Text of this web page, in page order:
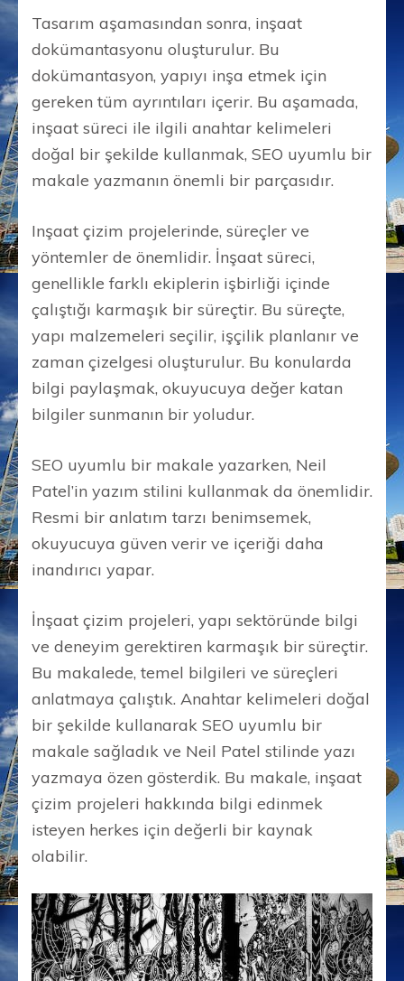
Tasarım aşamasından sonra, inşaat
dokümantasyonu oluşturulur. Bu
dokümantasyon, yapıyı inşa etmek için
gereken tüm ayrıntıları içerir. Bu aşamada,
inşaat süreci ile ilgili anahtar kelimeleri
doğal bir şekilde kullanmak, SEO uyumlu bir
makale yazmanın önemli bir parçasıdır.
Inşaat çizim projelerinde, süreçler ve
yöntemler de önemlidir. İnşaat süreci,
genellikle farklı ekiplerin işbirliği içinde
çalıştığı karmaşık bir süreçtir. Bu süreçte,
yapı malzemeleri seçilir, işçilik planlanır ve
zaman çizelgesi oluşturulur. Bu konularda
bilgi paylaşmak, okuyucuya değer katan
bilgiler sunmanın bir yoludur.
SEO uyumlu bir makale yazarken, Neil
Patel’in yazım stilini kullanmak da önemlidir.
Resmi bir anlatım tarzı benimsemek,
okuyucuya güven verir ve içeriği daha
inandırıcı yapar.
İnşaat çizim projeleri, yapı sektöründe bilgi
ve deneyim gerektiren karmaşık bir süreçtir.
Bu makalede, temel bilgileri ve süreçleri
anlatmaya çalıştık. Anahtar kelimeleri doğal
bir şekilde kullanarak SEO uyumlu bir
makale sağladık ve Neil Patel stilinde yazı
yazmaya özen gösterdik. Bu makale, inşaat
çizim projeleri hakkında bilgi edinmek
isteyen herkes için değerli bir kaynak
olabilir.